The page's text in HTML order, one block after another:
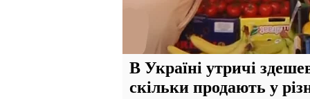
В Україні утричі
скільки продають у